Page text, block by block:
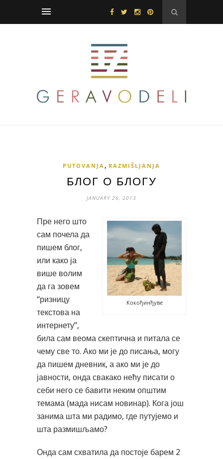
PUTOVANJA , RAZMIŠLJANJA
БЛОГ О БЛОГУ
JANUARY 26, 2013
Кокођинђуве
Пре него што
сам почела да
пишем блог,
или како ја
више волим
да га зовем
“ризницу
текстова на
интернету”,
била сам веома скептична и питала се
чему све то. Ако ми је до писања, могу
да пишем дневник, а ако ми је до
јавности, онда свакако нећу писати о
себи него се бавити неким општим
темама (мада нисам новинар). Кога још
занима шта ми радимо, где путујемо и
шта размишљамо?
Онда сам схватила да постоје барем 2